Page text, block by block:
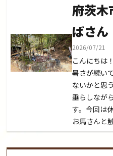
府茨木
ばさん
2026/07/21
こんにちは
暑さが続い
ないかと思
垂らしなが
す。今回は
お馬さんと